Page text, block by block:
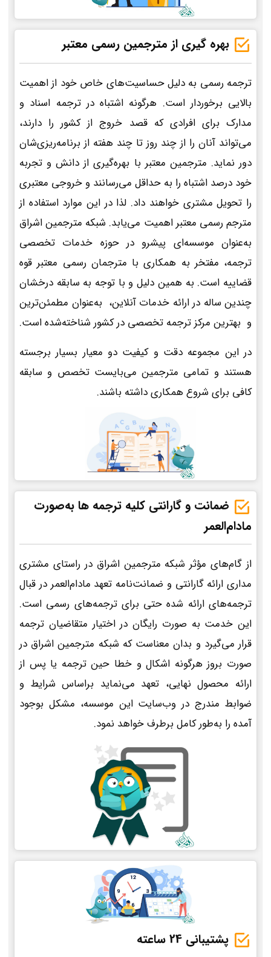
بهره گیری از مترجمین رسمی معتبر
ترجمه رسمی به دلیل حساسیت‌های خاص خود از اهمیت
بالایی برخوردار است. هرگونه اشتباه در ترجمه اسناد و
مدارک برای افرادی که قصد خروج از کشور را دارند،
می‌تواند آنان را از چند روز تا چند هفته از برنامه‌ریزی‌شان
دور نماید. مترجمین معتبر با بهره‌گیری از دانش و تجربه
خود درصد اشتباه را به حداقل می‌رسانند و خروجی معتبری
را تحویل مشتری خواهند داد. لذا در این موارد استفاده از
مترجم رسمی معتبر اهمیت می‌یابد. شبکه مترجمین اشراق
به‌عنوان موسسه‌ای پیشرو در حوزه خدمات تخصصی
ترجمه، مفتخر به همکاری با مترجمان رسمی معتبر قوه
قضاییه است. به همین دلیل و با توجه به سابقه درخشان
چندین ساله در ارائه خدمات آنلاین، به‌عنوان مطمئن‌ترین
و بهترین مرکز ترجمه تخصصی در کشور شناخته‌شده است.
در این مجموعه دقت و کیفیت دو معیار بسیار برجسته
هستند و تمامی مترجمین می‌بایست تخصص و سابقه
کافی برای شروع همکاری داشته باشند.
ضمانت و گارانتی کلیه ترجمه ها به‌صورت
مادام‌العمر
از گام‌های مؤثر شبکه مترجمین اشراق در راستای مشتری
مداری ارائه گارانتی و ضمانت‌نامه تعهد مادام‌العمر در قبال
ترجمه‌های ارائه شده حتی برای ترجمه‌های رسمی است.
این خدمت به صورت رایگان در اختیار متقاضیان ترجمه
قرار می‌گیرد و بدان معناست که شبکه مترجمین اشراق در
صورت بروز هرگونه اشکال و خطا حین ترجمه یا پس از
ارائه محصول نهایی، تعهد می‌نماید براساس شرایط و
ضوابط مندرج در وب‌سایت این موسسه، مشکل بوجود
آمده را به‌طور کامل برطرف خواهد نمود.
پشتیبانی 24 ساعته